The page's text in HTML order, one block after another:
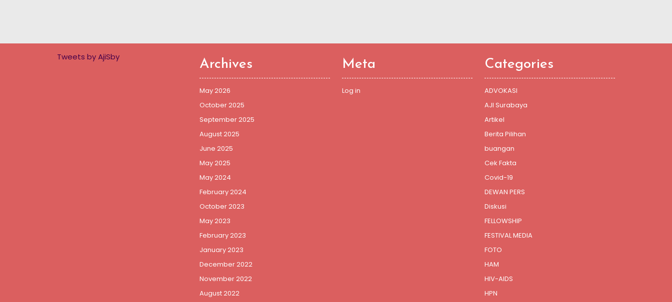
Tweets by AjiSby
Archives
May 2026
October 2025
September 2025
August 2025
June 2025
May 2025
May 2024
February 2024
October 2023
May 2023
February 2023
January 2023
December 2022
November 2022
August 2022
Meta
Log in
Categories
ADVOKASI
AJI Surabaya
Artikel
Berita Pilihan
buangan
Cek Fakta
Covid-19
DEWAN PERS
Diskusi
FELLOWSHIP
FESTIVAL MEDIA
FOTO
HAM
HIV-AIDS
HPN